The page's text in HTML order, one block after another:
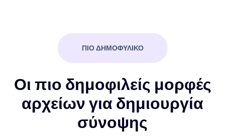
ΠΙΟ ΔΗΜΟΦΥΛΙΚΟ
Οι πιο δημοφιλείς μορφές
αρχείων για δημιουργία
σύνοψης